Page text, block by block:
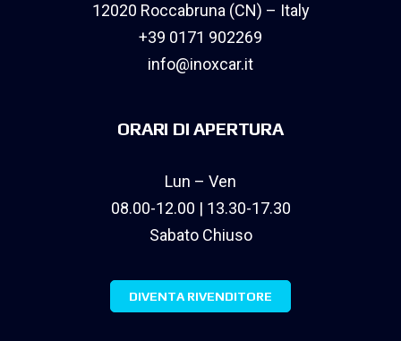
12020 Roccabruna (CN) – Italy
+39 0171 902269
info@inoxcar.it
ORARI DI APERTURA
Lun – Ven
08.00-12.00 | 13.30-17.30
Sabato Chiuso
DIVENTA RIVENDITORE